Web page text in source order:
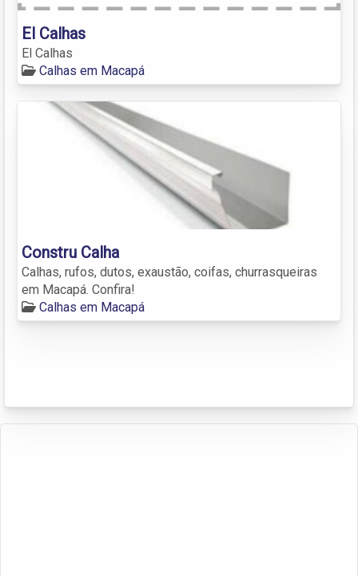
El Calhas
El Calhas
Calhas em Macapá
Constru Calha
Calhas, rufos, dutos, exaustão, coifas, churrasqueiras
em Macapá. Confira!
Calhas em Macapá